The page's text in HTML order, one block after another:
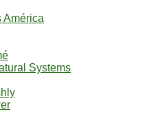
América
Systems